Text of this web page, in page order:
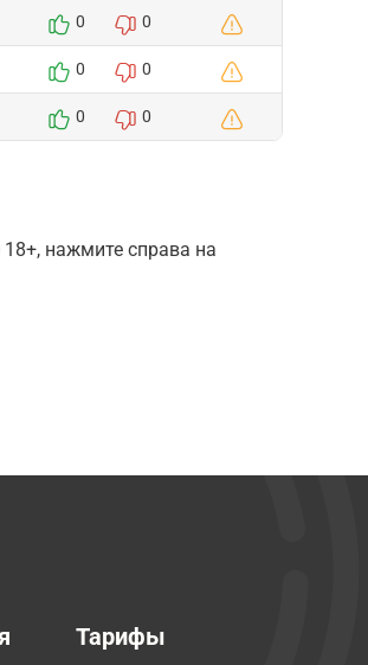
0 0
0 0
0 0
нажмите справа на
Тарифы